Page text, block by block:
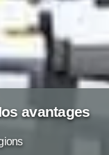
avantages